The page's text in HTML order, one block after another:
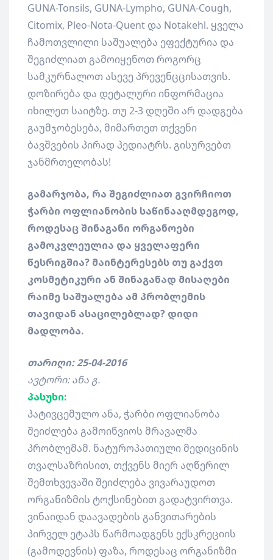
GUNA-Tonsils, GUNA-Lympho, GUNA-Cough,
Citomix, Pleo-Nota-Quent და Notakehl. ყველა
ჩამოთვლილი საშუალება ეფექტურია და
შეგიძლიათ გამოიყენოთ როგორც
სამკურნალოთ ასევე პრევენცცისათვის.
დოზირება და დეტალური ინფორმაცია
იხილეთ საიტზე. თუ 2-3 დღეში არ დადგება
გაუმჯობესება, მიმართეთ თქვენი
ბავშვების პირად პედიატრს. გისურვებთ
ჯანმრთელობას!
გამარჯობა, რა შეგიძლიათ გვირჩიოთ
ჭარბი ოფლიანობის საწინააღმდეგოდ,
როდესაც შინაგანი ორგანოები
გამოკვლეულია და ყველაფერი
წესრიგშია? მაინტერესებს თუ გაქვთ
კოსმეტიკური ან შინაგანად მისაღები
რაიმე საშუალება ამ პრობლემის
თავიდან ასაცილებლად? დიდი
მადლობა.
თარიღი: 25-04-2016
ავტორი: ანა გ.
პასუხი:
პატივცემულო ანა, ჭარბი ოფლიანობა
შეიძლება გამოიწვიოს მრავალმა
პრობლემამ. ნატუროპათიული მედიცინის
თვალსაზრისით, თქვენს მიერ აღწერილ
შემთხვევაში შეიძლება ვივარაუდოთ
ორგანიზმის ტოქსინებით გადატვირთვა.
ვინაიდან დაავადების განვითარების
პირველ ეტაპს წარმოადგენს ექსკრეციის
(გამოდევნის) ფაზა, როდესაც ორგანიზმი